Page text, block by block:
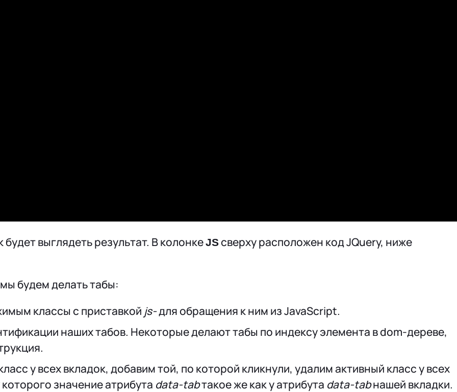
будет выглядеть результат. В колонкеJSсверху расположен код JQuery, ниже
будем делать табы:
классы с приставкой js-для обращения к ним из JavaScript.
наших табов. Некоторые делают табы по индексу элемента в dom-дереве,
у всех вкладок, добавим той, по которой кликнули, удалим активный класс у всех
значение атрибута data-tabтакое же как у атрибута data-tabнашей вкладки.